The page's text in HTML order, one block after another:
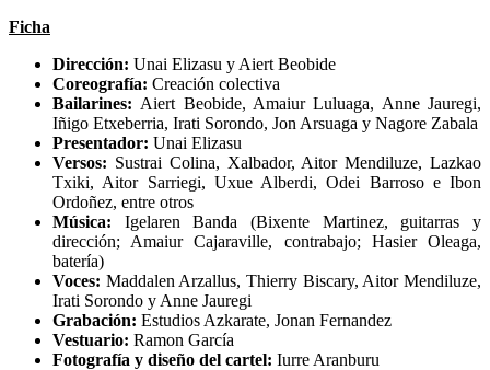
Ficha
Dirección: Unai Elizasu y Aiert Beobide
Coreografía: Creación colectiva
Bailarines: Aiert Beobide, Amaiur Luluaga, Anne Jauregi,
Iñigo Etxeberria, Irati Sorondo, Jon Arsuaga y Nagore Zabala
Presentador: Unai Elizasu
Versos: Sustrai Colina, Xalbador, Aitor Mendiluze, Lazkao
Txiki, Aitor Sarriegi, Uxue Alberdi, Odei Barroso e Ibon
Ordoñez, entre otros
Música: Igelaren Banda (Bixente Martinez, guitarras y
dirección; Amaiur Cajaraville, contrabajo; Hasier Oleaga,
batería)
Voces: Maddalen Arzallus, Thierry Biscary, Aitor Mendiluze,
Irati Sorondo y Anne Jauregi
Grabación: Estudios Azkarate, Jonan Fernandez
Vestuario: Ramon García
Fotografía y diseño del cartel: Iurre Aranburu